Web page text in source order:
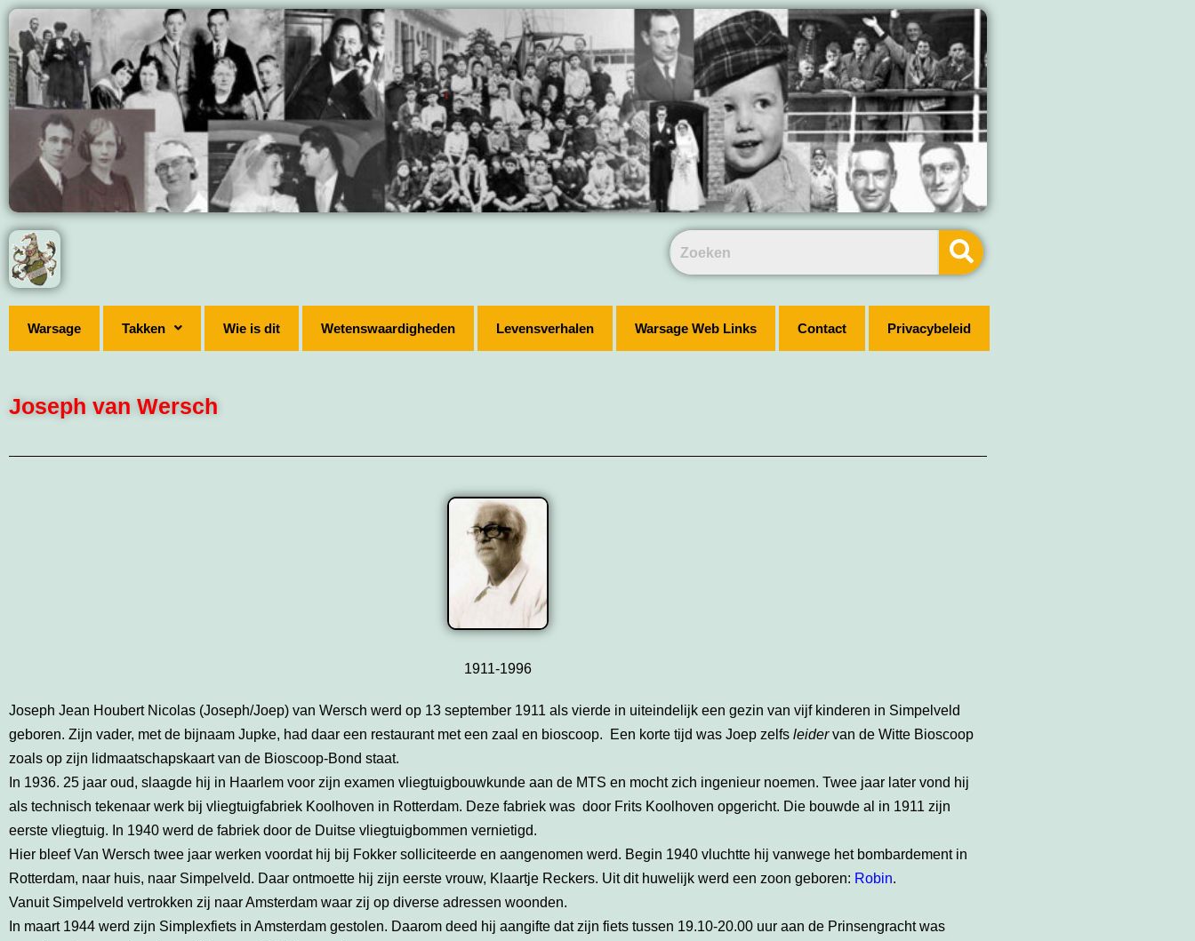
Warsage Takken Wie is dit Wetenswaardigheden Levensverhalen Warsage Web Links Contact Privacybeleid
Joseph van Wersch
1911-1996
Joseph Jean Houbert Nicolas (Joseph/Joep) van Wersch werd op 13 september 1911 als vierde in uiteindelijk een gezin van vijf kinderen in Simpelveld
geboren. Zijn vader, met de bijnaam Jupke, had daar een restaurant met een zaal en bioscoop. Een korte tijd was Joep zelfs leidervan de Witte Bioscoop
zoals op zijn lidmaatschapskaart van de Bioscoop-Bond staat.
In 1936. 25 jaar oud, slaagde hij in Haarlem voor zijn examen vliegtuigbouwkunde aan de MTS en mocht zich ingenieur noemen. Twee jaar later vond hij
als technisch tekenaar werk bij vliegtuigfabriek Koolhoven in Rotterdam. Deze fabriek was door Frits Koolhoven opgericht. Die bouwde al in 1911 zijn
eerste vliegtuig. In 1940 werd de fabriek door de Duitse vliegtuigbommen vernietigd.
Hier bleef Van Wersch twee jaar werken voordat hij bij Fokker solliciteerde en aangenomen werd. Begin 1940 vluchtte hij vanwege het bombardement in
Rotterdam, naar huis, naar Simpelveld. Daar ontmoette hij zijn eerste vrouw, Klaartje Reckers. Uit dit huwelijk werd een zoon geboren: Robin.
Vanuit Simpelveld vertrokken zij naar Amsterdam waar zij op diverse adressen woonden.
In maart 1944 werd zijn Simplexfiets in Amsterdam gestolen. Daarom deed hij aangifte dat zijn fiets tussen 19.10-20.00 uur aan de Prinsengracht was